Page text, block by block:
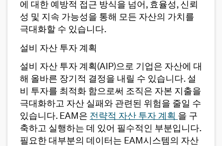
에 대한 예방적 접근 방식을 넘어, 효율성, 신뢰
성 및 지속 가능성을 통해 모든 자산의 가치를
극대화할 수 있습니다.
설비 자산 투자 계획
설비 자산 투자 계획(AIP)으로 기업은 자산에 대
해 올바른 장기적 결정을 내릴 수 있습니다. 설
비 투자를 최적화 함으로써 조직은 자본 지출을
극대화하고 자산 실패와 관련된 위험을 줄일 수
있습니다. EAM은 전략적 자산 투자 계획 을 구
축하고 실행하는 데 있어 필수적인 부분입니다.
필요한 대부분의 데이터는 EAM시스템의 자산